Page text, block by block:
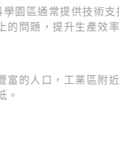
園區通常提供技術
的問題，提升生產效
富的人口，工業區附
。